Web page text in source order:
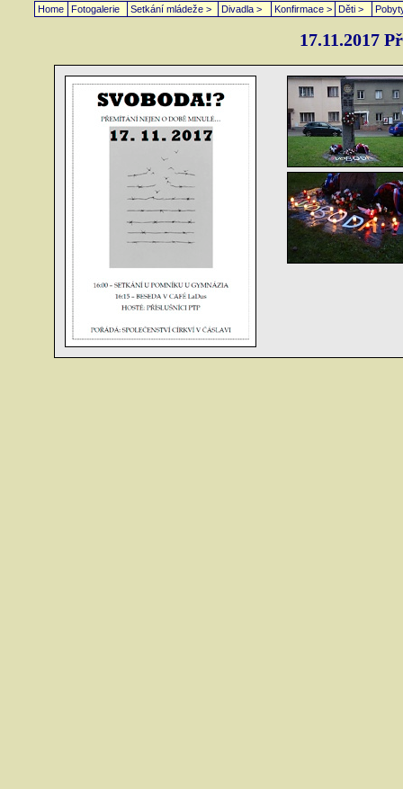
17.11.2017
Home Fotogalerie Setkání mládeže > Divadla > Konfirmace > Děti >